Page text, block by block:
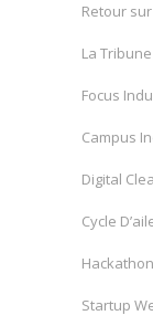
Retour
La
Focus
Campus
Digital
Cycle
Startup